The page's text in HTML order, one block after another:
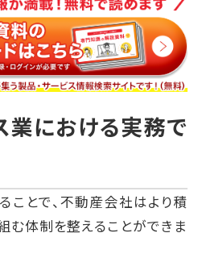
業における実務で
ことで、不動産会社はより積
体制を整えることができま